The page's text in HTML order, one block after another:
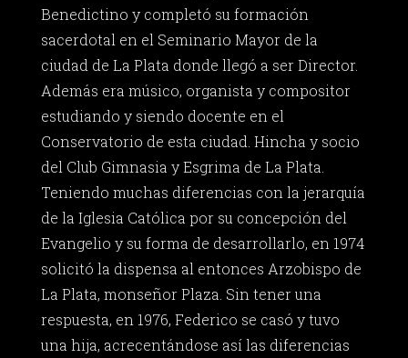
Benedictino y completó su formación
sacerdotal en el Seminario Mayor de la
ciudad de La Plata donde llegó a ser Director.
Además era músico, organista y compositor
estudiando y siendo docente en el
Conservatorio de esta ciudad. Hincha y socio
del Club Gimnasia y Esgrima de La Plata.
Teniendo muchas diferencias con la jerarquía
de la Iglesia Católica por su concepción del
Evangelio y su forma de desarrollarlo, en 1974
solicitó la dispensa al entonces Arzobispo de
La Plata, monseñor Plaza. Sin tener una
respuesta, en 1976, Federico se casó y tuvo
una hija, acrecentándose así las diferencias